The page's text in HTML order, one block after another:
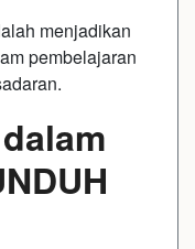
menjadikan
pembelajaran